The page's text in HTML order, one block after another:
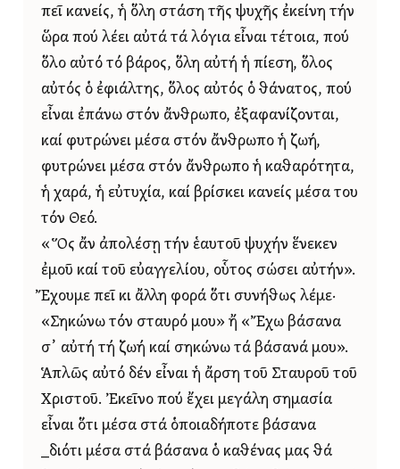
πεῖ κανείς, ἡ ὅλη στάση τῆς ψυχῆς ἐκείνη τήν
ὥρα πού λέει αὐτά τά λόγια εἶναι τέτοια, πού
ὅλο αὐτό τό βάρος, ὅλη αὐτή ἡ πίεση, ὅλος
αὐτός ὁ ἐφιάλτης, ὅλος αὐτός ὁ θάνατος, πού
εἶναι ἐπάνω στόν ἄνθρωπο, ἐξαφανίζονται,
καί φυτρώνει μέσα στόν ἄνθρωπο ἡ ζωή,
φυτρώνει μέσα στόν ἄνθρωπο ἡ καθαρότητα,
ἡ χαρά, ἡ εὐτυχία, καί βρίσκει κανείς μέσα του
τόν Θεό.
«Ὅς ἄν ἀπολέσῃ τήν ἑαυτοῦ ψυχήν ἕνεκεν
ἐμοῦ καί τοῦ εὐαγγελίου, οὗτος σώσει αὐτήν».
Ἔχουμε πεῖ κι ἄλλη φορά ὅτι συνήθως λέμε·
«Σηκώνω τόν σταυρό μου» ἤ «Ἔχω βάσανα
σ᾿ αὐτή τή ζωή καί σηκώνω τά βάσανά μου».
Ἁπλῶς αὐτό δέν εἶναι ἡ ἄρση τοῦ Σταυροῦ τοῦ
Χριστοῦ. Ἐκεῖνο πού ἔχει μεγάλη σημασία
εἶναι ὅτι μέσα στά ὁποιαδήποτε βάσανα
_διότι μέσα στά βάσανα ὁ καθένας μας θά